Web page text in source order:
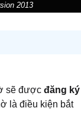
2013
sẽ được đăng ký
là điều kiện bắt